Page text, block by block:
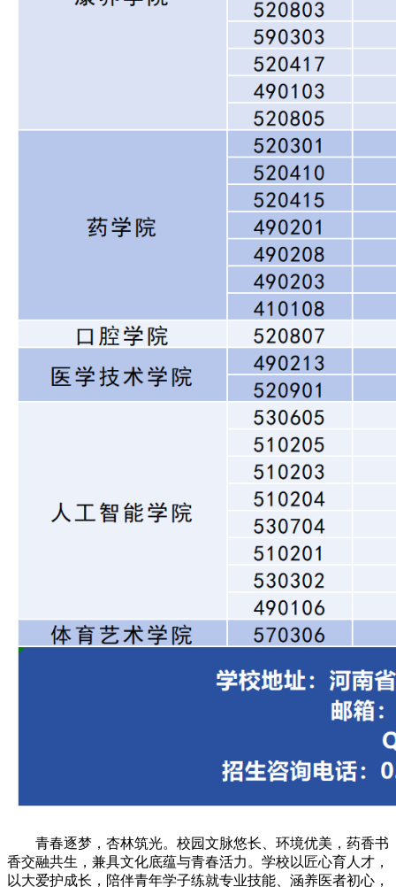
青春逐梦，杏林筑光。校园文脉悠长、环境优美，药香书
香交融共生，兼具文化底蕴与青春活力。学校以匠心育人才，
以大爱护成长，陪伴青年学子练就专业技能、涵养医者初心，